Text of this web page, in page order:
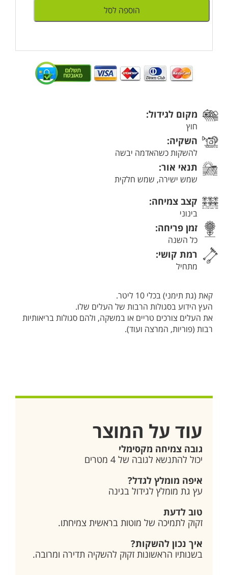
הוספה לסל
מקום לגידול:
חוץ
השקיה:
להשקות כשהאדמה יבשה
תנאי אור:
שמש ישירה, שמש חלקית
קצב צמיחה:
בינוני
זמן פריחה:
כל השנה
רמת קושי:
מתחיל
קאת (גת תימני) בכלי 10 ליטר.
העץ הידוע בסגולות הרבות של העלים שלו.
את העלים צורכים טריים או במשקה, ולהם סגולות בריאותיות
רבות (פוריות, המרצה ועוד).
עוד על המוצר
גובה צמיחה מקסימלי
יכול להתנשא לגובה של 4 מטרים
איפה מומלץ לגדל?
עץ גת מומלץ לגידול בגינה
טוב לדעת
זקוק לתמיכה של מוטות בראשית צמיחתו.
איך נכון להשקות?
בשנותיו הראשונות זקוק להשקיה תדירה ומרובה.